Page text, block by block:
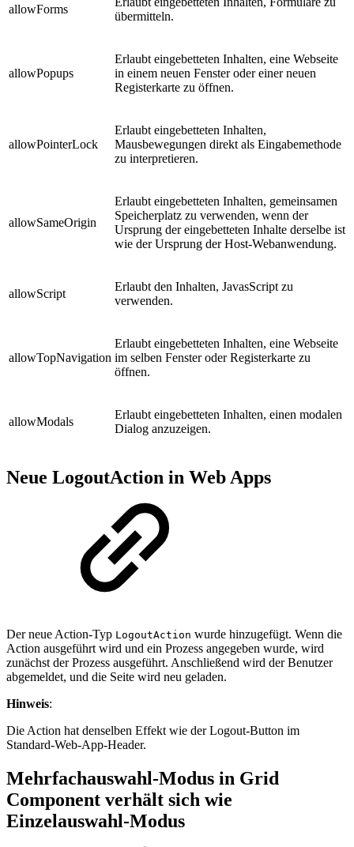
allowForms
übermitteln.
allowPopups
Erlaubt eingebetteten Inhalten, eine Webseite
in einem neuen Fenster oder einer neuen
Registerkarte zu öffnen.
allowPointerLock
Erlaubt eingebetteten Inhalten,
Mausbewegungen direkt als Eingabemethode
zu interpretieren.
allowSameOrigin
Erlaubt eingebetteten Inhalten, gemeinsamen
Speicherplatz zu verwenden, wenn der
Ursprung der eingebetteten Inhalte derselbe ist
wie der Ursprung der Host-Webanwendung.
allowScript
Erlaubt den Inhalten, JavasScript zu
verwenden.
allowTopNavigation
Erlaubt eingebetteten Inhalten, eine Webseite
im selben Fenster oder Registerkarte zu
öffnen.
allowModals
Erlaubt eingebetteten Inhalten, einen modalen
Dialog anzuzeigen.
Neue LogoutAction in Web Apps
Der neue Action-Typ LogoutAction wurde hinzugefügt. Wenn die
Action ausgeführt wird und ein Prozess angegeben wurde, wird
zunächst der Prozess ausgeführt. Anschließend wird der Benutzer
abgemeldet, und die Seite wird neu geladen.
Hinweis:
Die Action hat denselben Effekt wie der Logout-Button im
Standard-Web-App-Header.
Mehrfachauswahl-Modus in Grid
Component verhält sich wie
Einzelauswahl-Modus